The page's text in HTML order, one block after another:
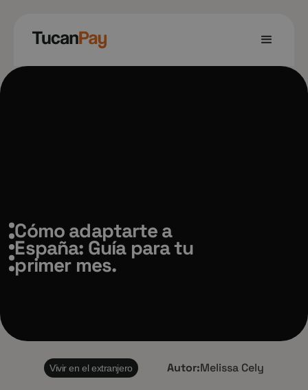
Cómo adaptarte a
España: Guía para tu
primer mes.
Vivir en el extranjero Autor:Melissa Cely